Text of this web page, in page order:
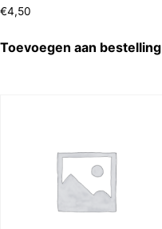
€4,50
Toevoegen aan bestelling